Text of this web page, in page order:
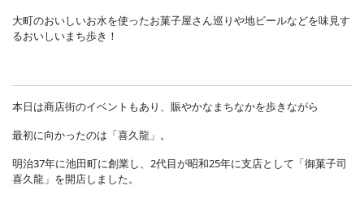
大町のおいしいお水を使ったお菓子屋さん巡りや地ビールなどを味見す
るおいしいまち歩き！
本日は商店街のイベントもあり、賑やかなまちなかを歩きながら
最初に向かったのは「喜久龍」。
明治37年に池田町に創業し、2代目が昭和25年に支店として「御菓子司
喜久龍」を開店しました。